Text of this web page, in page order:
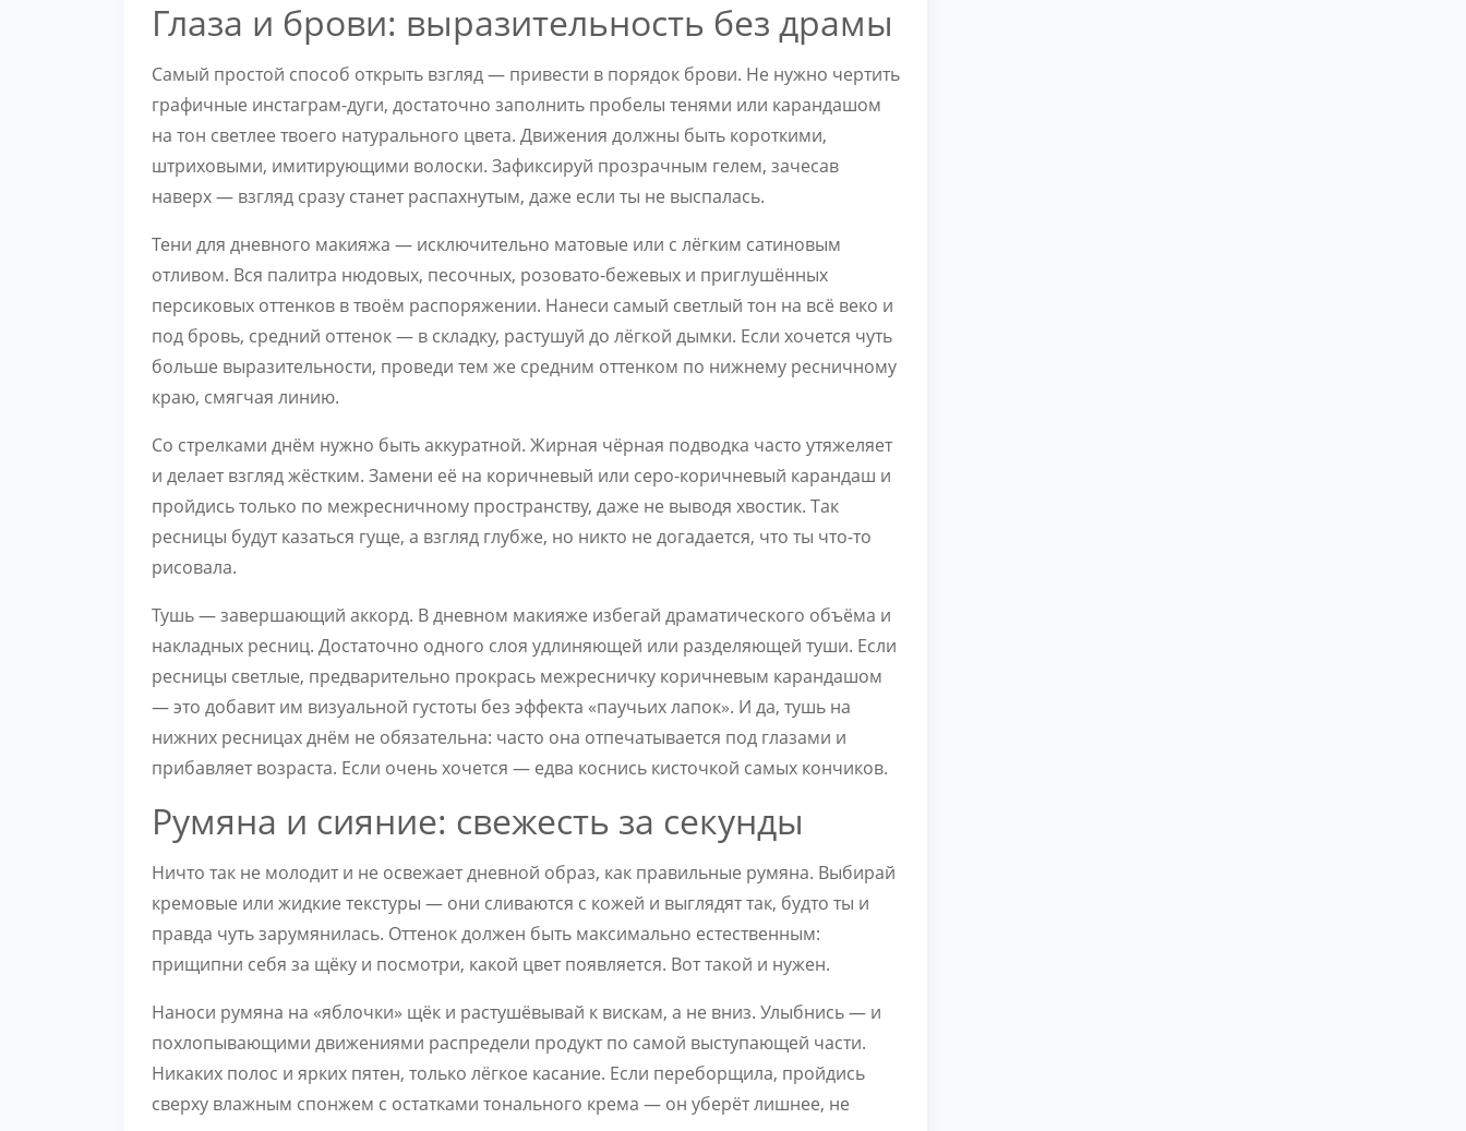
Глаза и брови: выразительность без драмы
Самый простой способ открыть взгляд — привести в порядок брови. Не нужно чертить
графичные инстаграм-дуги, достаточно заполнить пробелы тенями или карандашом
на тон светлее твоего натурального цвета. Движения должны быть короткими,
штриховыми, имитирующими волоски. Зафиксируй прозрачным гелем, зачесав
наверх — взгляд сразу станет распахнутым, даже если ты не выспалась.
Тени для дневного макияжа — исключительно матовые или с лёгким сатиновым
отливом. Вся палитра нюдовых, песочных, розовато-бежевых и приглушённых
персиковых оттенков в твоём распоряжении. Нанеси самый светлый тон на всё веко и
под бровь, средний оттенок — в складку, растушуй до лёгкой дымки. Если хочется чуть
больше выразительности, проведи тем же средним оттенком по нижнему ресничному
краю, смягчая линию.
Со стрелками днём нужно быть аккуратной. Жирная чёрная подводка часто утяжеляет
и делает взгляд жёстким. Замени её на коричневый или серо-коричневый карандаш и
пройдись только по межресничному пространству, даже не выводя хвостик. Так
ресницы будут казаться гуще, а взгляд глубже, но никто не догадается, что ты что-то
рисовала.
Тушь — завершающий аккорд. В дневном макияже избегай драматического объёма и
накладных ресниц. Достаточно одного слоя удлиняющей или разделяющей туши. Если
ресницы светлые, предварительно прокрась межресничку коричневым карандашом
— это добавит им визуальной густоты без эффекта «паучьих лапок». И да, тушь на
нижних ресницах днём не обязательна: часто она отпечатывается под глазами и
прибавляет возраста. Если очень хочется — едва коснись кисточкой самых кончиков.
Румяна и сияние: свежесть за секунды
Ничто так не молодит и не освежает дневной образ, как правильные румяна. Выбирай
кремовые или жидкие текстуры — они сливаются с кожей и выглядят так, будто ты и
правда чуть зарумянилась. Оттенок должен быть максимально естественным:
прищипни себя за щёку и посмотри, какой цвет появляется. Вот такой и нужен.
Наноси румяна на «яблочки» щёк и растушёвывай к вискам, а не вниз. Улыбнись — и
похлопывающими движениями распредели продукт по самой выступающей части.
Никаких полос и ярких пятен, только лёгкое касание. Если переборщила, пройдись
сверху влажным спонжем с остатками тонального крема — он уберёт лишнее, не